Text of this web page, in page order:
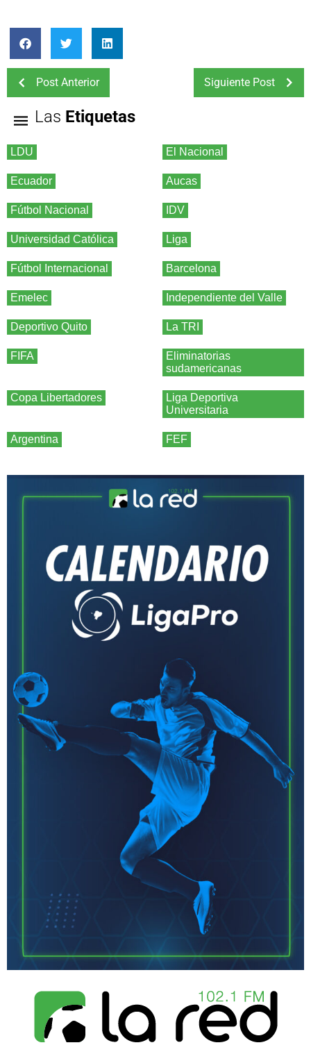
Post Anterior Siguiente Post
Las Etiquetas
LDU El Nacional
Ecuador Aucas
Fútbol Nacional IDV
Universidad Católica Liga
Fútbol Internacional Barcelona
Emelec Independiente del Valle
Deportivo Quito La TRI
FIFA
Eliminatorias
sudamericanas
Copa Libertadores
Liga Deportiva
Universitaria
Argentina FEF